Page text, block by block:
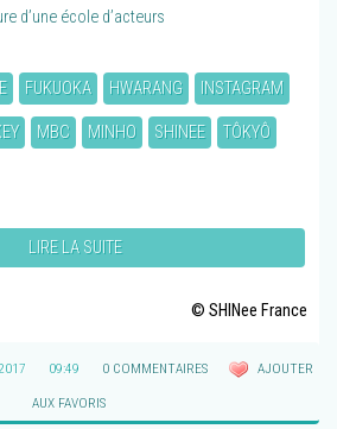
d’une école d’acteurs
FUKUOKA HWARANG INSTAGRAM
MBC MINHO SHINEE TÔKYÔ
LIRE LA SUITE
© SHINee France
09:49 0 COMMENTAIRES AJOUTER
AUX FAVORIS